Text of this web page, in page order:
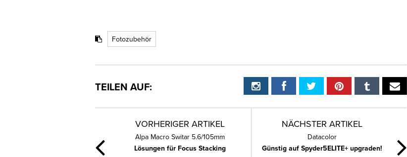
Fotozubehör
TEILEN AUF:
VORHERIGER ARTIKEL
Alpa Macro Switar 5.6/105mm
Lösungen für Focus Stacking
NÄCHSTER ARTIKEL
Datacolor
Günstig auf Spyder5ELITE+ upgraden!